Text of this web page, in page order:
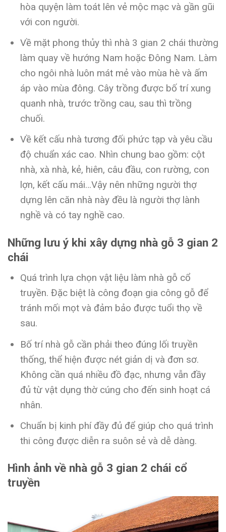
hòa quyện làm toát lên vẻ mộc mạc và gần gũi
với con người.
Về mặt phong thủy thì nhà 3 gian 2 chái thường
làm quay về hướng Nam hoặc Đông Nam. Làm
cho ngôi nhà luôn mát mẻ vào mùa hè và ấm
áp vào mùa đông. Cây trồng được bố trí xung
quanh nhà, trước trồng cau, sau thì trồng
chuối.
Về kết cấu nhà tương đối phức tạp và yêu cầu
độ chuẩn xác cao. Nhìn chung bao gồm: cột
nhà, xà nhà, kẻ, hiên, câu đầu, con rường, con
lợn, kết cấu mái…Vậy nên những người thợ
dựng lên căn nhà này đều là người thợ lành
nghề và có tay nghề cao.
Những lưu ý khi xây dựng nhà gỗ 3 gian 2
chái
Quá trình lựa chọn vật liệu làm nhà gỗ cổ
truyền. Đặc biệt là công đoạn gia công gỗ để
tránh mối mọt và đảm bảo được tuổi thọ về
sau.
Bố trí nhà gỗ cần phải theo đúng lối truyền
thống, thể hiện được nét giản dị và đơn sơ.
Không cần quá nhiều đồ đạc, nhưng vẫn đầy
đủ từ vật dụng thờ cúng cho đến sinh hoạt cá
nhân.
Chuẩn bị kinh phí đầy đủ để giúp cho quá trình
thi công được diễn ra suôn sẻ và dễ dàng.
Hình ảnh về nhà gỗ 3 gian 2 chái cổ
truyền